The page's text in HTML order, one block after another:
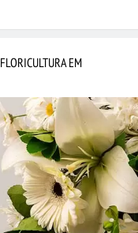
EM